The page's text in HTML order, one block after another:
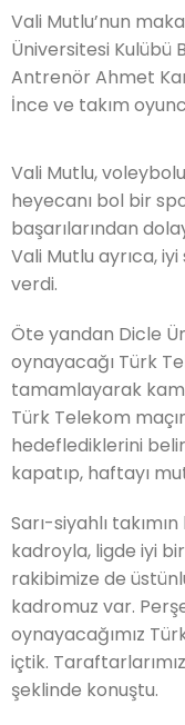
Vali Mutlu’nun
Üniversitesi Kulübü
Antrenör Ahmet
İnce ve takım
Vali Mutlu,
heyecanı bol bir
başarılarından
Vali Mutlu ayrıca,
verdi.
Öte yandan Dicle
oynayacağı Türk
tamamlayarak
Türk Telekom
hedeflediklerini
kapatıp, haftayı
Sarı-siyahlı
kadroyla, ligde iyi
rakibimize de
kadromuz var.
oynayacağımız
içtik.
şeklinde konuştu.